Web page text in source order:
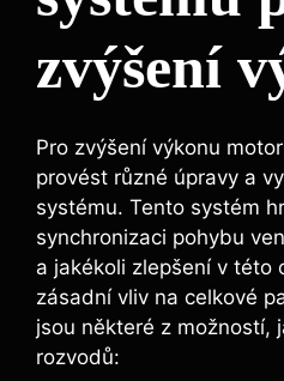
zvýšení
Pro zvýšení výkonu
provést různé úpravy a
systému. Tento systém
synchronizaci pohybu
a jakékoli zlepšení v této
zásadní vliv na celkové
jsou některé z možností,
rozvodů: